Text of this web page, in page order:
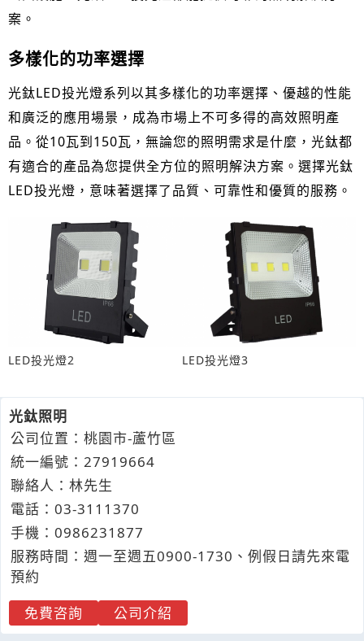
案。
多樣化的功率選擇
光鈦LED投光燈系列以其多樣化的功率選擇、優越的性能
和廣泛的應用場景，成為市場上不可多得的高效照明產
品。從10瓦到150瓦，無論您的照明需求是什麼，光鈦都
有適合的產品為您提供全方位的照明解決方案。選擇光鈦
LED投光燈，意味著選擇了品質、可靠性和優質的服務。
LED投光燈2 LED投光燈3
光鈦照明
公司位置：桃園市-蘆竹區
統一編號：27919664
聯絡人：林先生
電話： 03-31 1 1 370
手機： 0986231 877
服務時間：週一至週五0900-1730、例假日請先來電
預約
免費咨詢
公司介紹